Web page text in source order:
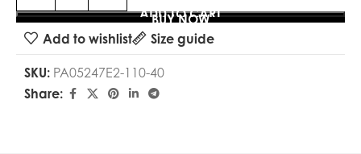
ADD TO CART
BUY NOW
Add to wishlist
Size guide
SKU: PA05247E2-110-40
Share: